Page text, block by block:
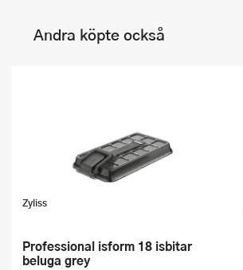
Andra köpte också
Zyliss
Professional isform 18 isbitar
beluga grey